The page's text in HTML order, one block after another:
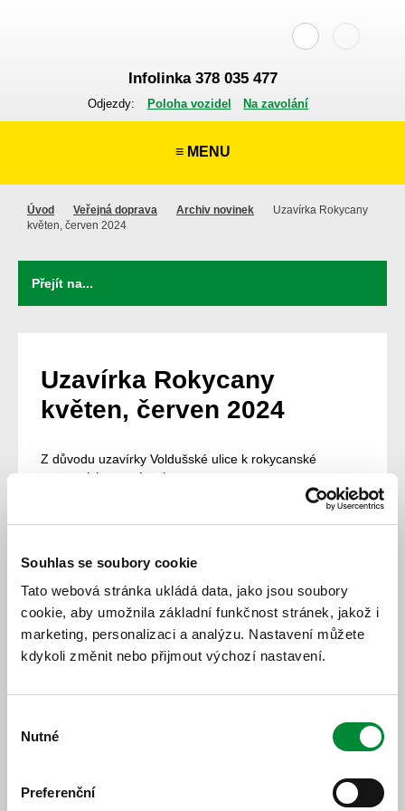
Souhlas se soubory cookie
Tato webová stránka ukládá data, jako jsou soubory
cookie, aby umožnila základní funkčnost stránek, jakož i
marketing, personalizaci a analýzu. Nastavení můžete
kdykoli změnit nebo přijmout výchozí nastavení.
souhlasu
Nutné
Preferenční
Infolinka 378 035 477
Odjezdy: Poloha vozidel Na zavolání
≡ MENU
Úvod Veřejná doprava Archiv novinek
Uzavírka Rokycany
květen, červen 2024
Uzavírka Rokycany
květen, červen 2024
Z důvodu uzavírky Voldušské ulice k rokycanské
nemocnici v termínech
8. 6. – 9. 6. 2024
15. 6. – 16. 6. 2024
nepojedou víkendové spoje 25 (13:25 z autobusového
nádraží Rokycany) a 30 (16:30 od nemocnice) linky 211
MHD Rokycany.
20. 5. 2024